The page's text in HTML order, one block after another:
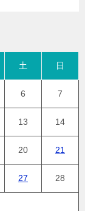
土 日
6 7
13 14
20 21
27 28